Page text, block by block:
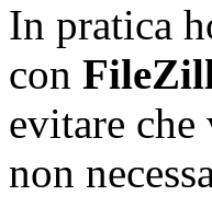
In pratica
con
evitare
non